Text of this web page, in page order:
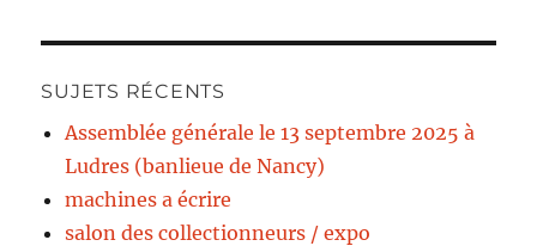
SUJETS RÉCENTS
Assemblée générale le 13 septembre 2025 à
Ludres (banlieue de Nancy)
machines a écrire
salon des collectionneurs / expo